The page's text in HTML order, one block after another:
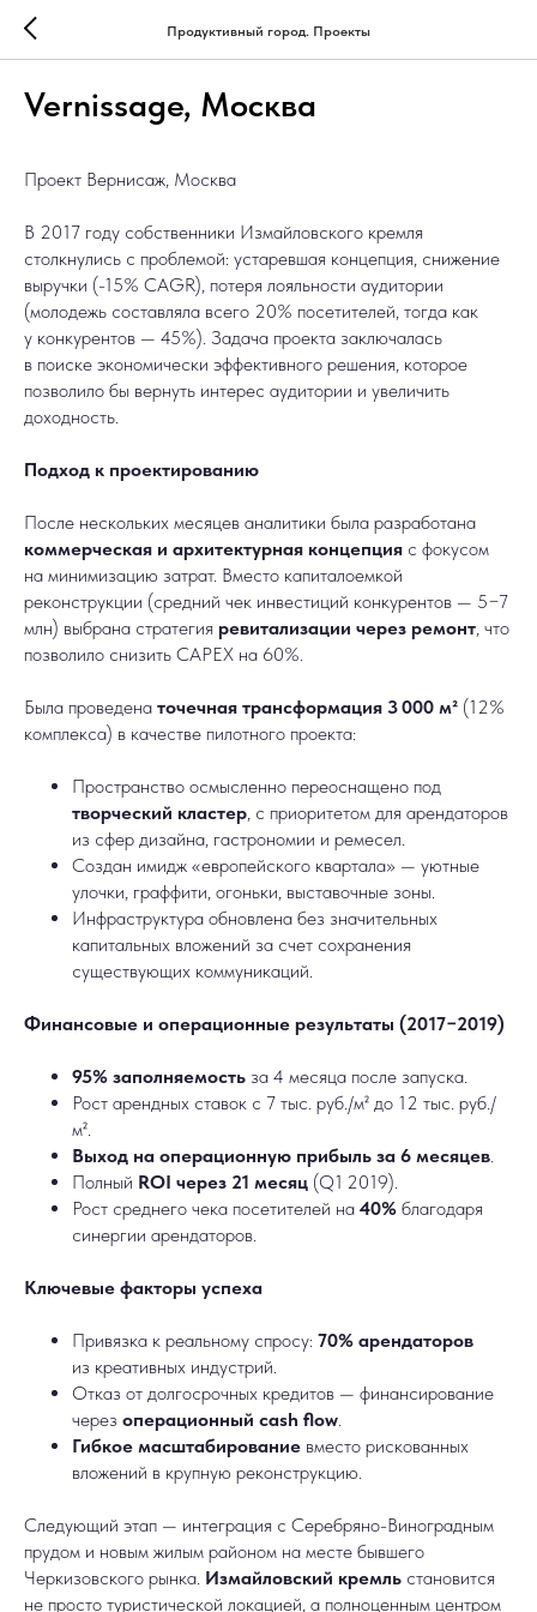
Продуктивный город. Проекты
Vernissage, Москва
Проект Вернисаж, Москва
В 2017 году собственники Измайловского кремля
столкнулись с проблемой: устаревшая концепция, снижение
выручки (-15% CAGR), потеря лояльности аудитории
(молодежь составляла всего 20% посетителей, тогда как
у конкурентов — 45%). Задача проекта заключалась
в поиске экономически эффективного решения, которое
позволило бы вернуть интерес аудитории и увеличить
доходность.
Подход к проектированию
После нескольких месяцев аналитики была разработана
коммерческая и архитектурная концепция с фокусом
на минимизацию затрат. Вместо капиталоемкой
реконструкции (средний чек инвестиций конкурентов — 5−7
млн) выбрана стратегия ревитализации через ремонт, что
позволило снизить CAPEX на 60%.
Была проведена точечная трансформация 3 000 м² (12%
комплекса) в качестве пилотного проекта:
Пространство осмысленно переоснащено под
творческий кластер, с приоритетом для арендаторов
из сфер дизайна, гастрономии и ремесел.
Создан имидж «европейского квартала» — уютные
улочки, граффити, огоньки, выставочные зоны.
Инфраструктура обновлена без значительных
капитальных вложений за счет сохранения
существующих коммуникаций.
Финансовые и операционные результаты (2017−2019)
95% заполняемость за 4 месяца после запуска.
Рост арендных ставок с 7 тыс. руб./м² до 12 тыс. руб./
м².
Выход на операционную прибыль за 6 месяцев.
Полный ROI через 21 месяц (Q1 2019).
Рост среднего чека посетителей на 40% благодаря
синергии арендаторов.
Ключевые факторы успеха
Привязка к реальному спросу: 70% арендаторов
из креативных индустрий.
Отказ от долгосрочных кредитов — финансирование
через операционный cash flow.
Гибкое масштабирование вместо рискованных
вложений в крупную реконструкцию.
Следующий этап — интеграция с Серебряно-Виноградным
прудом и новым жилым районом на месте бывшего
Черкизовского рынка. Измайловский кремль становится
не просто туристической локацией, а полноценным центром